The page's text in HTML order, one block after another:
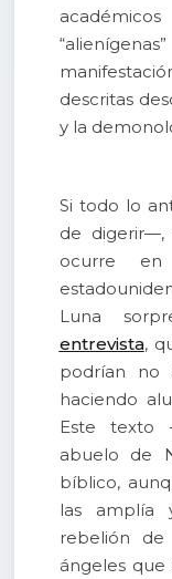
descritas
y la
Si todo lo
de
ocurre
Luna
entrevista,
podrían no
haciendo
Este texto
abuelo de
bíblico,
las amplía
rebelión de
ángeles